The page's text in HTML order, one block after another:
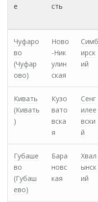
е
сть
Чуфаро
во
(Чуфар
ово)
Ново
-Ник
улин
ская
Симб
ирск
ий
Кивать
(Кивать
)
Кузо
вато
вска
я
Сенг
илее
вски
й
Губаше
во
(Губаш
ево)
Бара
новс
кая
Хвал
ынск
ий